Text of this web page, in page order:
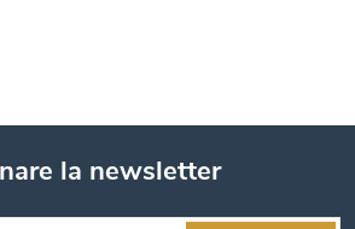
la newsletter